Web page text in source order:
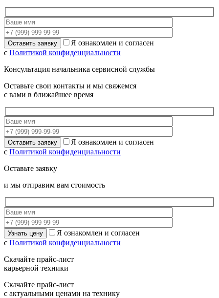
Я ознакомлен и согласен
с Политикой конфиденциальности
Консультация начальника сервисной службы
Оставьте свои контакты и мы свяжемся
с вами в ближайшее время
Я ознакомлен и согласен
с Политикой конфиденциальности
Оставьте заявку
и мы отправим вам стоимость
Я ознакомлен и согласен
с Политикой конфиденциальности
Скачайте прайс-лист
карьерной техники
Скачайте прайс-лист
с актуальными ценами на технику